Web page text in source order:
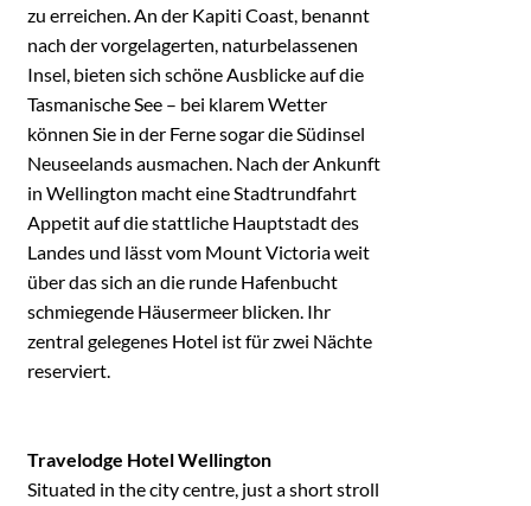
zu erreichen. An der Kapiti Coast, benannt
nach der vorgelagerten, naturbelassenen
Insel, bieten sich schöne Ausblicke auf die
Tasmanische See – bei klarem Wetter
können Sie in der Ferne sogar die Südinsel
Neuseelands ausmachen. Nach der Ankunft
in Wellington macht eine Stadtrundfahrt
Appetit auf die stattliche Hauptstadt des
Landes und lässt vom Mount Victoria weit
über das sich an die runde Hafenbucht
schmiegende Häusermeer blicken. Ihr
zentral gelegenes Hotel ist für zwei Nächte
reserviert.
Travelodge Hotel Wellington
Situated in the city centre, just a short stroll